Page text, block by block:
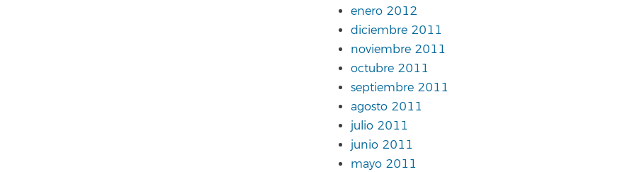
enero 2012
diciembre 2011
noviembre 2011
octubre 2011
septiembre 2011
agosto 2011
julio 2011
junio 2011
mayo 2011